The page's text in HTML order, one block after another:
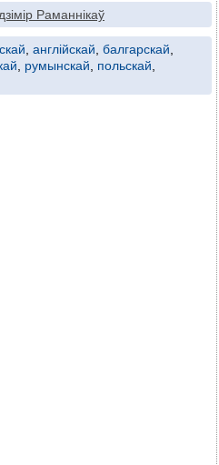
Раманнікаў
, англійскай, балгарскай,
, румынскай, польскай,